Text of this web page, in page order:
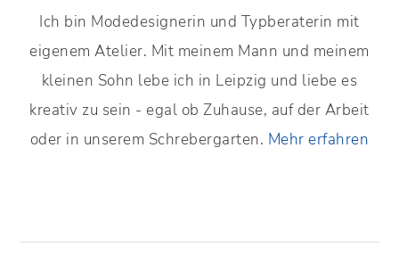
Ich bin Modedesignerin und Typberaterin mit
eigenem Atelier. Mit meinem Mann und meinem
kleinen Sohn lebe ich in Leipzig und liebe es
kreativ zu sein - egal ob Zuhause, auf der Arbeit
oder in unserem Schrebergarten. Mehr erfahren